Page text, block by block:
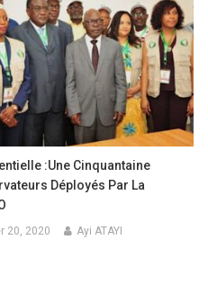
:Une Cinquantaine
Déployés Par La
20, 2020 Ayi ATAYI